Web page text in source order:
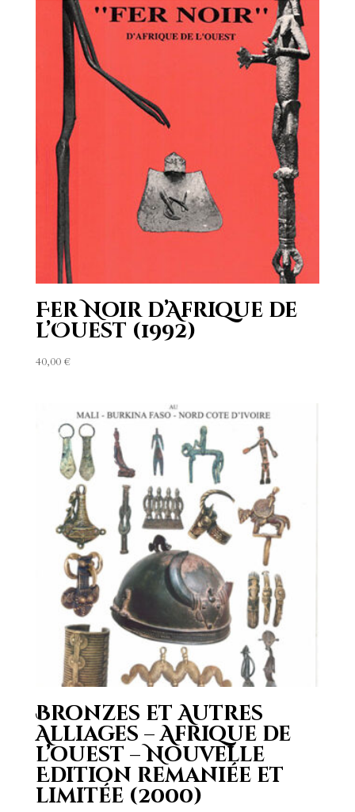
Fer Noir d’Afrique de
l’Ouest (1992)
40,00 €
Bronzes et Autres
Alliages – Afrique de
l’ouest – Nouvelle
Edition remaniée et
limitée (2000)